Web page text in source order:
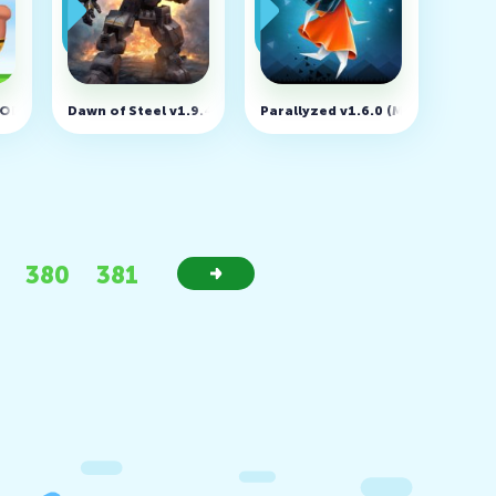
skins)Dawn of Steel v1.9.4 (MOD, большой урон)
Parallyzed v1.6.0 (MOD, много
380 381